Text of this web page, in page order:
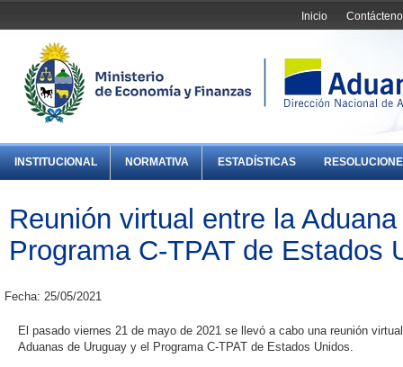
Inicio
INSTITUCIONAL NORMATIVA ESTADÍSTICAS
Reunión virtual entre la
Programa C-TPAT de Estados
Fecha: 25/05/2021
El pasado viernes 21 de mayo de 2021 se llevó a cabo una reunión
Aduanas de Uruguay y el Programa C-TPAT de Estados Unidos.